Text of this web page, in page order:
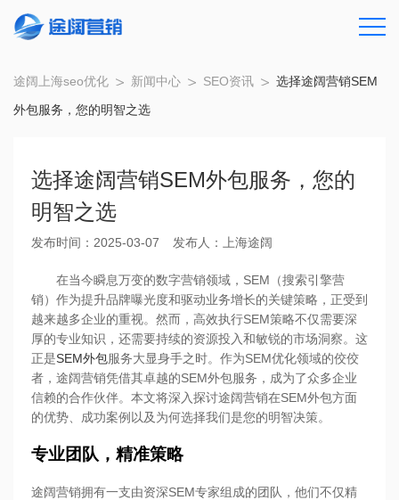
途阔上海seo优化 新闻中心 SEO资讯
选择途阔营销SEM
外包服务，您的明智之选
选择途阔营销SEM外包服务，您的
明智之选
发布时间：2025-03-07 发布人：上海途阔
在当今瞬息万变的数字营销领域，SEM（搜索引擎营
销）作为提升品牌曝光度和驱动业务增长的关键策略，正受到
越来越多企业的重视。然而，高效执行SEM策略不仅需要深
厚的专业知识，还需要持续的资源投入和敏锐的市场洞察。这
正是SEM外包服务大显身手之时。作为SEM优化领域的佼佼
者，途阔营销凭借其卓越的SEM外包服务，成为了众多企业
信赖的合作伙伴。本文将深入探讨途阔营销在SEM外包方面
的优势、成功案例以及为何选择我们是您的明智决策。
专业团队，精准策略
途阔营销拥有一支由资深SEM专家组成的团队，他们不仅精